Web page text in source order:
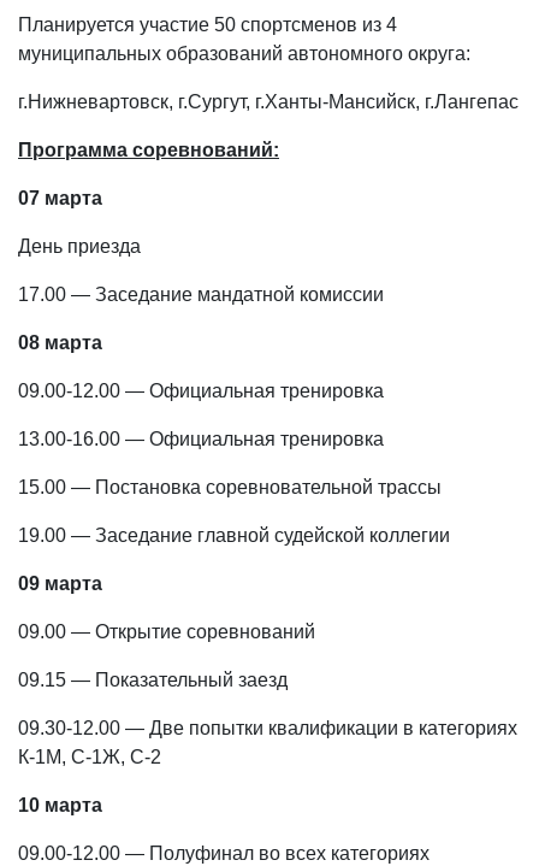
Планируется участие 50 спортсменов из 4
муниципальных образований автономного округа:
г.Нижневартовск, г.Сургут, г.Ханты-Мансийск, г.Лангепас
Программа соревнований:
07 марта
День приезда
17.00 — Заседание мандатной комиссии
08 марта
09.00-12.00 — Официальная тренировка
13.00-16.00 — Официальная тренировка
15.00 — Постановка соревновательной трассы
19.00 — Заседание главной судейской коллегии
09 марта
09.00 — Открытие соревнований
09.15 — Показательный заезд
09.30-12.00 — Две попытки квалификации в категориях
К-1М, С-1Ж, С-2
10 марта
09.00-12.00 — Полуфинал во всех категориях